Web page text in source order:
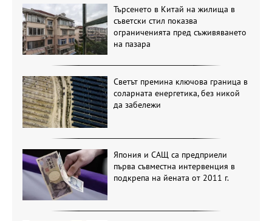
Търсенето в Китай на жилища в
съветски стил показва
ограниченията пред съживяването
на пазара
Светът премина ключова граница в
соларната енергетика, без никой
да забележи
Япония и САЩ са предприели
първа съвместна интервенция в
подкрепа на йената от 2011 г.